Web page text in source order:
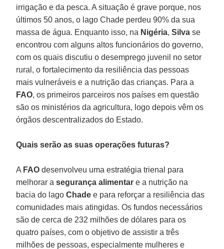
irrigação e da pesca. A situação é grave porque, nos
últimos 50 anos, o lago Chade perdeu 90% da sua
massa de água. Enquanto isso, na Nigéria,Silva se
encontrou com alguns altos funcionários do governo,
com os quais discutiu o desemprego juvenil no setor
rural, o fortalecimento da resiliência das pessoas
mais vulneráveis e a nutrição das crianças. Para a
FAO, os primeiros parceiros nos países em questão
são os ministérios da agricultura, logo depois vêm os
órgãos descentralizados do Estado.
Quais serão as suas operações futuras?
A FAO desenvolveu uma estratégia trienal para
melhorar asegurança alimentar e a nutrição na
bacia do lagoChade e para reforçar a resiliência das
comunidades mais atingidas. Os fundos necessários
são de cerca de 232 milhões de dólares para os
quatro países, com o objetivo de assistir a três
milhões de pessoas, especialmente mulheres e